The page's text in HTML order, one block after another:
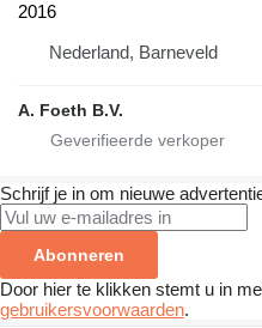
2016
Nederland, Barneveld
A. Foeth B.V.
Schrijf je in om nieuwe
Abonneren
Door hier te klikken stemt u in
gebruikersvoorwaarden.